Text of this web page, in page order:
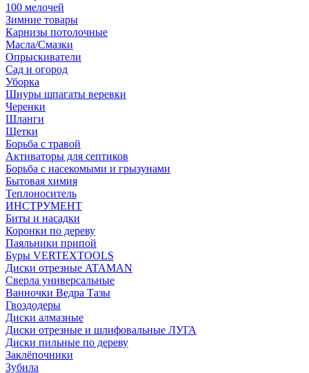
100 мелочей
Зимние товары
Карнизы потолочные
Масла/Смазки
Опрыскиватели
Сад и огород
Уборка
Шнуры шпагаты веревки
Черенки
Шланги
Щетки
Борьба с травой
Активаторы для септиков
Борьба с насекомыми и грызунами
Бытовая химия
Теплоноситель
ИНСТРУМЕНТ
Биты и насадки
Коронки по дереву
Паяльники припой
Буры VERTEXTOOLS
Диски отрезные ATAMAN
Сверла универсальные
Ванночки Ведра Тазы
Гвоздодеры
Диски алмазные
Диски отрезные и шлифовальные ЛУГА
Диски пильные по дереву
Заклёпочники
Зубила